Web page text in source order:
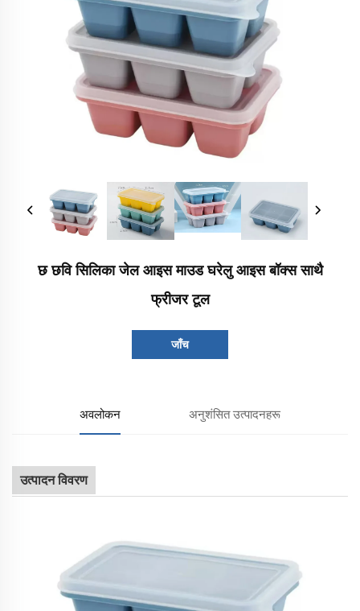
छ छवि सिलिका जेल आइस माउड घरेलु आइस बॉक्स साथै
फ्रीजर टूल
जाँच
अवलोकन अनुशंसित उत्पादनहरू
उत्पादन विवरण